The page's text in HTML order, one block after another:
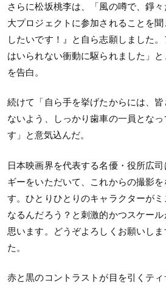
さらに松坂桃李は、「風の噂で、錚
大プロジェクトに参加されることを
したいです！』と自ら志願しました
はいられない衝動に駆られました」
を告白。
続けて「自ら手を挙げたからには、
ないよう、しっかり歯車の一員とな
す」と意気込んだ。
日本映画界を代表する名優・役所広
ギーをいただいて、これからの撮影
す。ひとりひとりのキャラクターが
なるんだろう？と刺激的かつスケー
思います。どうぞよろしくお願いし
た。
赤と黒のコントラストが目を引くテ